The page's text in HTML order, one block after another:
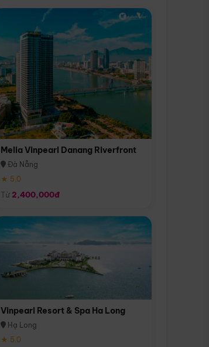
Melia Vinpearl Danang Riverfront
Đà Nẵng
★ 5.0
Từ 2,400,000đ
Vinpearl Resort & Spa Ha Long
Hạ Long
★ 5.0